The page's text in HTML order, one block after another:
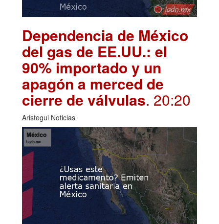
Dependencia de México
del gas de EE.UU.: el
90% importado y un
apagón a merced de
cierre de válvulas. 20:20
Aristegui Noticias